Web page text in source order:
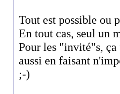
Tout est possible ou
En tout cas, seul un
Pour les "invité"s, ça
aussi en faisant
;-)